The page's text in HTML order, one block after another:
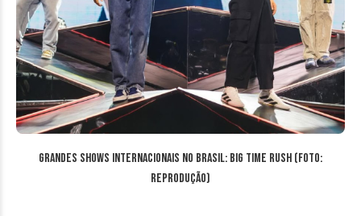
Grandes Shows Internacionais no Brasil: Big Time Rush (Foto:
reprodução)